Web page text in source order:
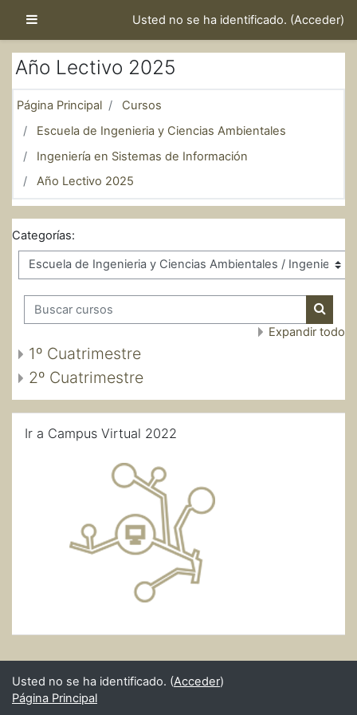
Usted no se ha identificado. (Acceder)
Año Lectivo 2025
Página Principal
Cursos
Escuela de Ingenieria y Ciencias Ambientales
Ingeniería en Sistemas de Información
Año Lectivo 2025
Categorías:
Buscar cursos
Expandir todo
1º Cuatrimestre
2º Cuatrimestre
Ir a Campus Virtual 2022
Usted no se ha identificado. (Acceder)
Página Principal